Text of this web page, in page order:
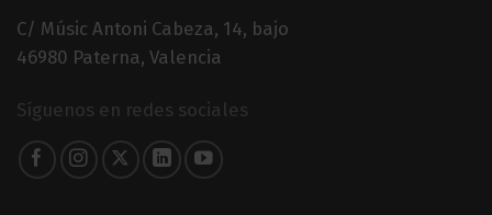
C/ Músic Antoni Cabeza, 14, bajo
46980 Paterna, Valencia
Síguenos en redes sociales